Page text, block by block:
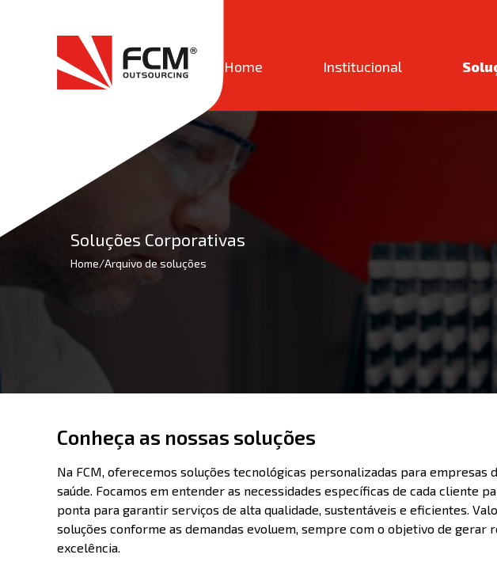
Home Institucional
Soluções Corporativas
Home/Arquivo de soluções
Conheça as nossas soluções
Na FCM, oferecemos soluções tecnológicas personalizadas para
saúde. Focamos em entender as necessidades específicas de cada cliente
ponta para garantir serviços de alta qualidade, sustentáveis e eficientes.
soluções conforme as demandas evoluem, sempre com o objetivo de gerar
excelência.